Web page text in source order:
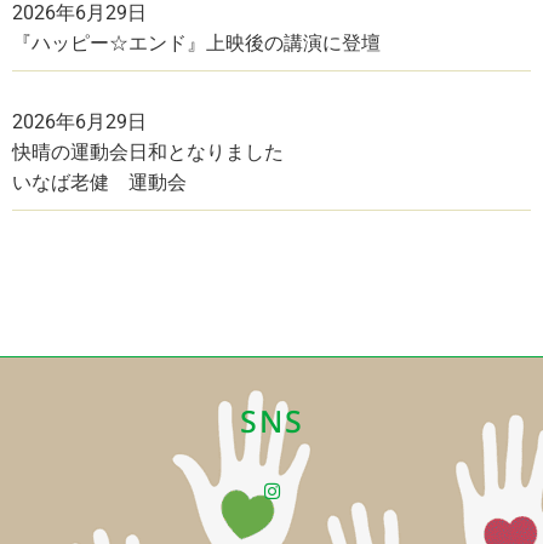
2026年6月29日
『ハッピー☆エンド』上映後の講演に登壇
2026年6月29日
快晴の運動会日和となりました
いなば老健 運動会
SNS